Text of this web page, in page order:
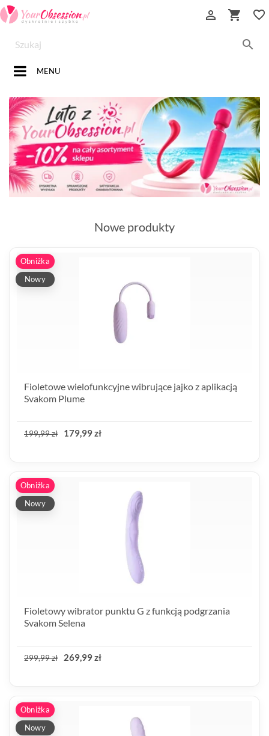
favorite_border



MENU
Nowe produkty
Obniżka
Nowy
Fioletowe wielofunkcyjne wibrujące jajko z aplikacją
Svakom Plume
199,99 zł 179,99 zł
Obniżka
Nowy
Fioletowy wibrator punktu G z funkcją podgrzania
Svakom Selena
299,99 zł 269,99 zł
Obniżka
Nowy